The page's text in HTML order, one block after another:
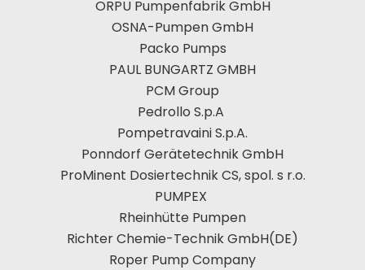
ORPU Pumpenfabrik GmbH
OSNA-Pumpen GmbH
Packo Pumps
PAUL BUNGARTZ GMBH
PCM Group
Pedrollo S.p.A
Pompetravaini S.p.A.
Ponndorf Gerätetechnik GmbH
ProMinent Dosiertechnik CS, spol. s r.o.
PUMPEX
Rheinhütte Pumpen
Richter Chemie-Technik GmbH(DE)
Roper Pump Company